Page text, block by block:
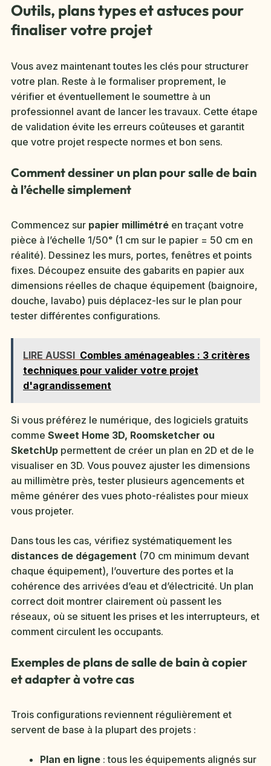
Outils, plans types et astuces pour
finaliser votre projet
Vous avez maintenant toutes les clés pour structurer
votre plan. Reste à le formaliser proprement, le
vérifier et éventuellement le soumettre à un
professionnel avant de lancer les travaux. Cette étape
de validation évite les erreurs coûteuses et garantit
que votre projet respecte normes et bon sens.
Comment dessiner un plan pour salle de bain
à l’échelle simplement
Commencez sur papier millimétré en traçant votre
pièce à l’échelle 1/50ᵉ (1 cm sur le papier = 50 cm en
réalité). Dessinez les murs, portes, fenêtres et points
fixes. Découpez ensuite des gabarits en papier aux
dimensions réelles de chaque équipement (baignoire,
douche, lavabo) puis déplacez-les sur le plan pour
tester différentes configurations.
LIRE AUSSI Combles aménageables : 3 critères
techniques pour valider votre projet
d'agrandissement
Si vous préférez le numérique, des logiciels gratuits
comme Sweet Home 3D, Roomsketcher ou
SketchUp permettent de créer un plan en 2D et de le
visualiser en 3D. Vous pouvez ajuster les dimensions
au millimètre près, tester plusieurs agencements et
même générer des vues photo-réalistes pour mieux
vous projeter.
Dans tous les cas, vérifiez systématiquement les
distances de dégagement (70 cm minimum devant
chaque équipement), l’ouverture des portes et la
cohérence des arrivées d’eau et d’électricité. Un plan
correct doit montrer clairement où passent les
réseaux, où se situent les prises et les interrupteurs, et
comment circulent les occupants.
Exemples de plans de salle de bain à copier
et adapter à votre cas
Trois configurations reviennent régulièrement et
servent de base à la plupart des projets :
Plan en ligne : tous les équipements alignés sur